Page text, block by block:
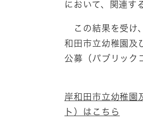
において、関連す
この結果を受け
和田市立幼稚園及
公募（パブリック
岸和田市立幼稚園
ト）はこちら